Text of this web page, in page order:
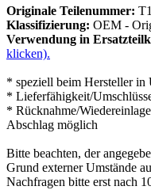
Originale Teilenummer:
Klassifizierung: OEM -
Verwendung in
klicken).
* speziell beim Hersteller in
* Lieferfähigkeit/
* Rücknahme/
Abschlag möglich
Bitte beachten, der
Grund externer Umstände
Nachfragen bitte erst nach